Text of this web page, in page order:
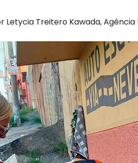
Letycia Treitero Kawada, Agência